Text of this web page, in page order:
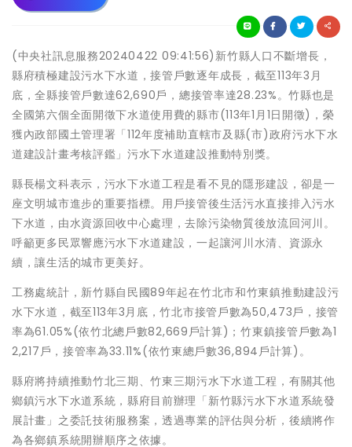
(中央社訊息服務20240422 09:41:56)新竹縣人口不斷增長，
縣府積極建設污水下水道，接管戶數逐年成長，截至113年3月
底，全縣接管戶數達62,690戶，總接管率達28.23%。竹縣也是
全國第六個全面開徵下水道使用費的縣市(113年1月1日開徵)，榮
獲內政部國土管理署「112年度補助直轄市及縣(市)政府污水下水
道建設計畫考核評鑑」污水下水道建設推動特別獎。
縣長楊文科表示，污水下水道工程是看不見的隱形建設，卻是一
座文明城市進步的重要指標。用戶接管後生活污水直接排入污水
下水道，由水資源回收中心處理，去除污染物質後放流回河川。
呼籲更多民眾響應污水下水道建設，一起讓河川水清、資源永
續，讓生活的城市更美好。
工務處統計，新竹縣自民國89年起在竹北市和竹東鎮推動建設污
水下水道，截至113年3月底，竹北市接管戶數為50,473戶，接管
率為61.05%(依竹北總戶數82,669戶計算)；竹東鎮接管戶數為1
2,217戶，接管率為33.11%(依竹東總戶數36,894戶計算)。
縣府將持續推動竹北三期、竹東三期污水下水道工程，有關其他
鄉鎮污水下水道系統，縣府目前辦理「新竹縣污水下水道系統發
展計畫」之委託技術服務案，透過專業的評估與分析，後續將作
為各鄉鎮系統開辦順序之依據。